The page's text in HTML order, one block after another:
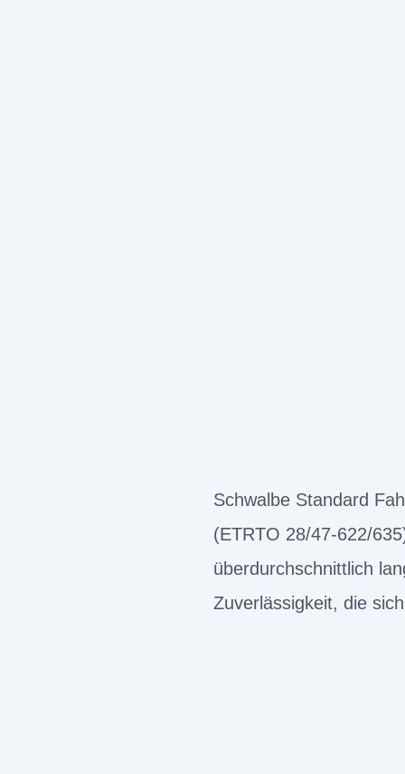
Schwalbe Standard
(ETRTO 28/47-622/
überdurchschnittlich
Zuverlässigkeit, die